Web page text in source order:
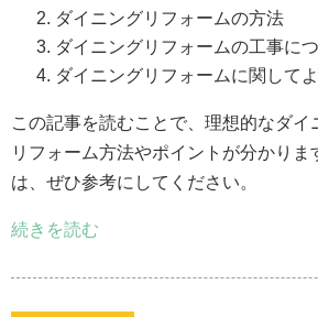
ダイニングリフォームの方法
ダイニングリフォームの工事に
ダイニングリフォームに関して
この記事を読むことで、理想的なダイ
リフォーム方法やポイントが分かり
は、ぜひ参考にしてください。
続きを読む